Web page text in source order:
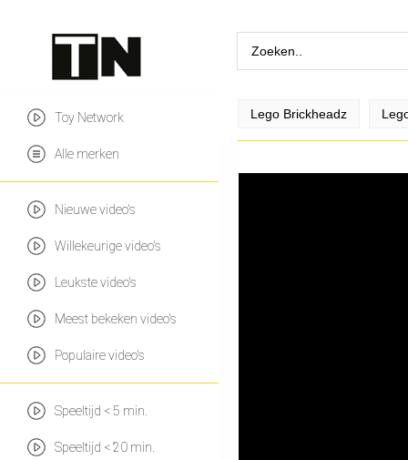
Toy Network
Alle merken
Nieuwe video's
Willekeurige video's
Leukste video's
Meest bekeken video's
Populaire video's
Speeltijd < 5 min.
Speeltijd < 20 min.
Lego Brickheadz